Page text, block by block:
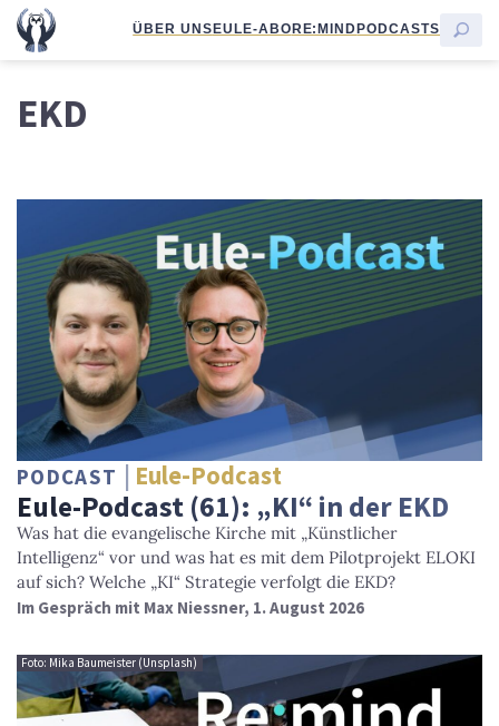
ÜBER UNSEULE-ABORE:MINDPODCASTS
EKD
PODCAST Eule-Podcast
Eule-Podcast (61): „KI“ in der EKD
Was hat die evangelische Kirche mit „Künstlicher
Intelligenz“ vor und was hat es mit dem Pilotprojekt ELOKI
auf sich? Welche „KI“ Strategie verfolgt die EKD?
Im Gespräch mit Max Niessner, 1. August 2026
Foto: Mika Baumeister (Unsplash)